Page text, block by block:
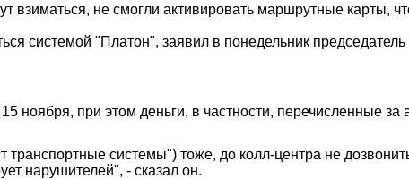
взиматься, не смогли активировать маршрутные карты,
системой "Платон", заявил в понедельник
ноября, при этом деньги, в частности, перечисленные
системы") тоже, до колл-центра не
нарушителей", - сказал он.